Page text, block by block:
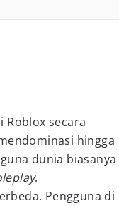
Roblox secara
hingga
dunia biasanya
.
Pengguna di